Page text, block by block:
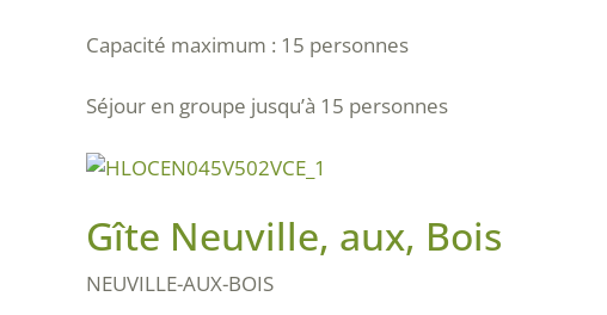
Capacité maximum : 15 personnes
Séjour en groupe jusqu’à 15 personnes
Gîte Neuville, aux, Bois
NEUVILLE-AUX-BOIS